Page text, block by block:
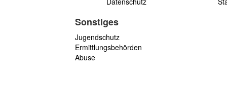
Sonstiges
Jugendschutz
Ermittlungsbehörden
Abuse